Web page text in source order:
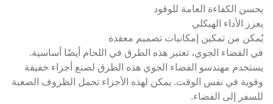
يحسن الكفاءة العامة للوقود
يعزز الأداء الهيكلي
يُمكن من تمكين إمكانيات تصميم معقدة
في الفضاء الجوي، تعتبر هذه الطرق في اللحام أيضًا أساسية.
يستخدم مهندسو الفضاء الجوي هذه الطرق لصنع أجزاء خفيفة
وقوية في نفس الوقت. يمكن لهذه الأجزاء تحمل الظروف الصعبة
للسفر إلى الفضاء.